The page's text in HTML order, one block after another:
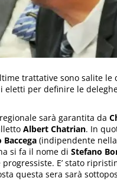
trattative sono salite
eletti per definire le
sarà garantita da
Albert Chatrian. In
Baccega (indipendente
si fa il nome di Stefano
E’ stato
questa sera sarà